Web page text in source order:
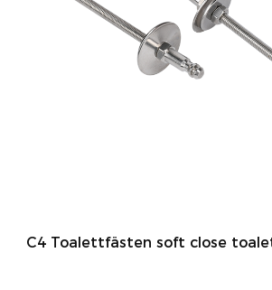
C4 Toalettfästen soft close